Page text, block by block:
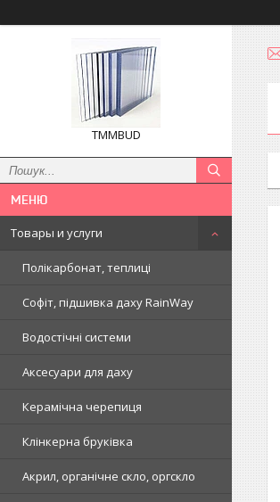
TMMBUD
Товары и услуги
Полікарбонат, теплиці
Софіт, підшивка даху RainWay
Водостічні системи
Аксесуари для даху
Керамічна черепиця
Клінкерна бруківка
Акрил, органічне скло, оргскло